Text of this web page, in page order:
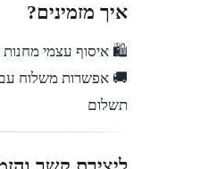
איך מזמינים?
🛍️ איסוף עצמי מחנות
🚚 אפשרות משלוח
תשלום